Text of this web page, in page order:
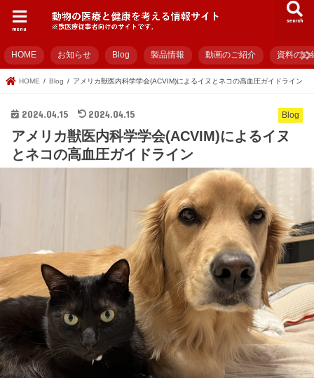
search
menu
HOME お知らせ Blog 製品情報 動画のご紹介 資料のご
HOME Blog アメリカ獣医内科学学会(ACVIM)によるイヌとネコの高血圧ガイドライン
Blog
2024.04.15 2024.04.15
アメリカ獣医内科学学会(ACVIM)によるイヌ
とネコの高血圧ガイドライン